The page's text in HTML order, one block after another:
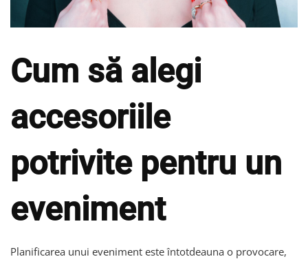
Cum să alegi
accesoriile
potrivite pentru un
eveniment
Planificarea unui eveniment este întotdeauna o provocare,